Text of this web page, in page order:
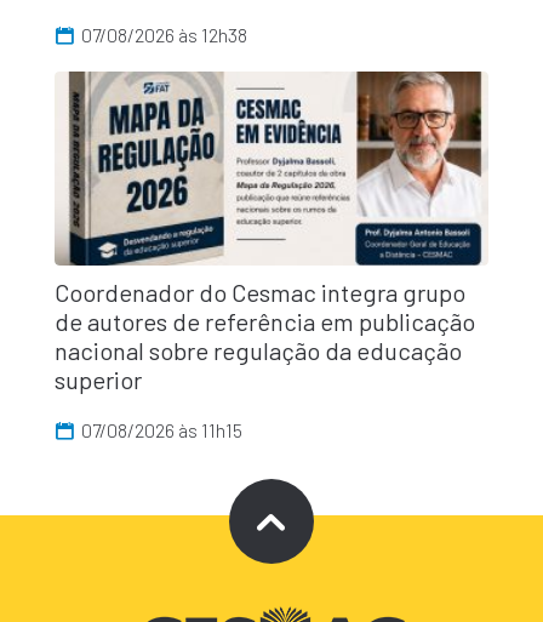
07/08/2026 às 12h38
Coordenador do Cesmac integra grupo
de autores de referência em publicação
nacional sobre regulação da educação
superior
07/08/2026 às 11h15